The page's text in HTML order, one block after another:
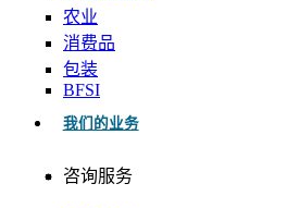
农业
消费品
包装
BFSI
我们的业务
咨询服务